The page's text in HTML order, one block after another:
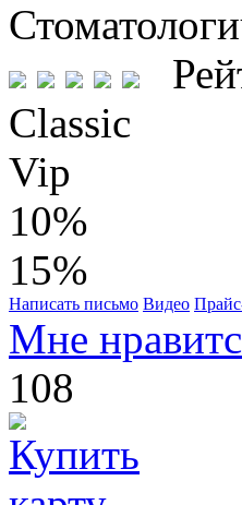
Classic
Vip
10%
15%
Написать письмо Видео
Мне
108